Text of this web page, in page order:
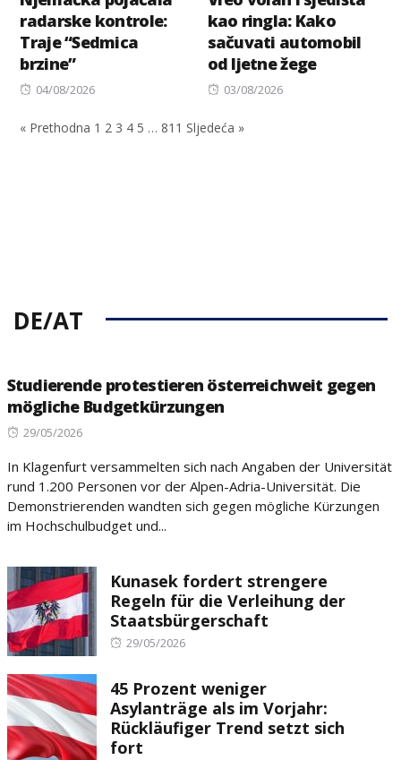
radarske kontrole:
Traje “Sedmica
brzine”
Posted
04/08/2026
kao ringla: Kako
sačuvati automobil
od ljetne žege
Posted
03/08/2026
« Prethodna 1 2 3 4 5 … 811 Sljedeća »
DE/AT
Studierende protestieren österreichweit gegen
mögliche Budgetkürzungen
Posted
29/05/2026
In Klagenfurt versammelten sich nach Angaben der Universität
rund 1.200 Personen vor der Alpen-Adria-Universität. Die
Demonstrierenden wandten sich gegen mögliche Kürzungen
im Hochschulbudget und...
Kunasek fordert strengere
Regeln für die Verleihung der
Staatsbürgerschaft
Posted
29/05/2026
45 Prozent weniger
Asylanträge als im Vorjahr:
Rückläufiger Trend setzt sich
fort